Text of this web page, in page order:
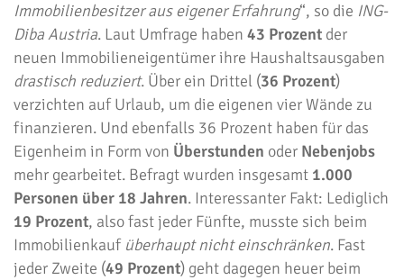
Immobilienbesitzer aus eigener Erfahrung“, so die ING-
Diba Austria. Laut Umfrage haben 43 Prozent der
neuen Immobilieneigentümer ihre Haushaltsausgaben
drastisch reduziert. Über ein Drittel (36 Prozent)
verzichten auf Urlaub, um die eigenen vier Wände zu
finanzieren. Und ebenfalls 36 Prozent haben für das
Eigenheim in Form von Überstunden oder Nebenjobs
mehr gearbeitet. Befragt wurden insgesamt 1.000
Personen über 18 Jahren. Interessanter Fakt: Lediglich
19 Prozent, also fast jeder Fünfte, musste sich beim
Immobilienkauf überhaupt nicht einschränken. Fast
jeder Zweite (49 Prozent) geht dagegen heuer beim